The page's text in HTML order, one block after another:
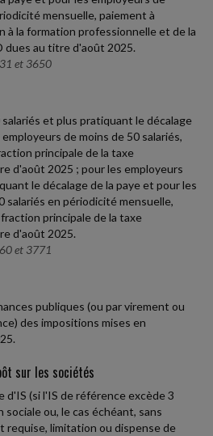
mensuelle, paiement à
à la formation professionnelle et de la
dues au titre d'août 2025.
et 3650
et plus pratiquant le décalage
de moins de 50 salariés,
principale de la taxe
d'août 2025 ; pour les employeurs
le décalage de la paye et pour les
salariés en périodicité mensuelle,
principale de la taxe
d'août 2025.
et 3771
publiques (ou par virement ou
des impositions mises en
sur les sociétés
d'IS (si l'IS de référence excède 3
ou, le cas échéant, sans
requise, limitation ou dispense de